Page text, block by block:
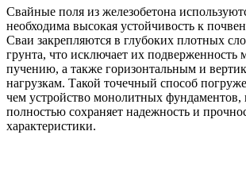
Свайные поля из железобетона
необходима высокая устойчивость к
Сваи закрепляются в глубоких плотных
грунта, что исключает их подверженность
пучению, а также горизонтальным и
нагрузкам. Такой точечный способ
чем устройство монолитных фундаментов,
полностью сохраняет надежность и
характеристики.